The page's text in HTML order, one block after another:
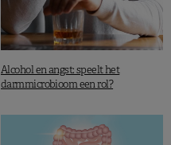
Alcohol en angst: speelt het
darmmicrobioom een rol?